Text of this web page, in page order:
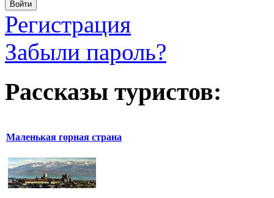
Регистрация
Забыли пароль?
Рассказы туристов:
Маленькая горная страна